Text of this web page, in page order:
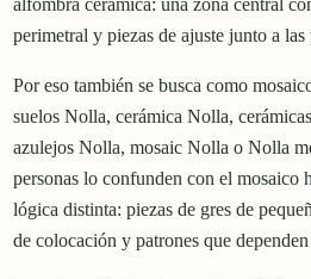
alfombra cerámica: una zona central
perimetral y piezas de ajuste junto a las
Por eso también se busca como
suelos Nolla, cerámica Nolla,
azulejos Nolla, mosaic Nolla o Nolla
personas lo confunden con el
lógica distinta: piezas de gres de
de colocación y patrones que